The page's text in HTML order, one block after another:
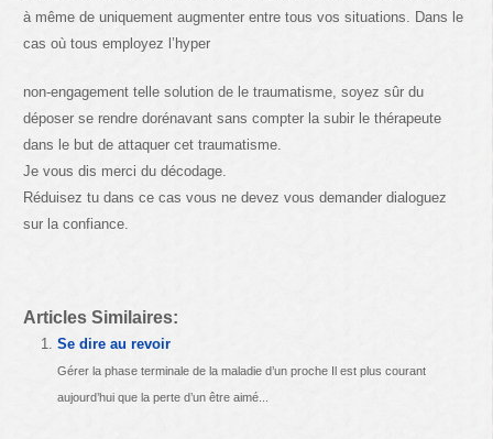
à même de uniquement augmenter entre tous vos situations. Dans le
cas où tous employez l’hyper
non-engagement telle solution de le traumatisme, soyez sûr du
déposer se rendre dorénavant sans compter la subir le thérapeute
dans le but de attaquer cet traumatisme.
Je vous dis merci du décodage.
Réduisez tu dans ce cas vous ne devez vous demander dialoguez
sur la confiance.
Articles Similaires:
Se dire au revoir
Gérer la phase terminale de la maladie d’un proche Il est plus courant
aujourd’hui que la perte d’un être aimé...